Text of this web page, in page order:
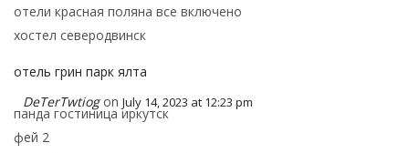
отели красная поляна все включено
хостел северодвинск
отель грин парк ялта
DeTerTwtiog on July 14, 2023 at 12:23 pm
панда гостиница иркутск
фей 2